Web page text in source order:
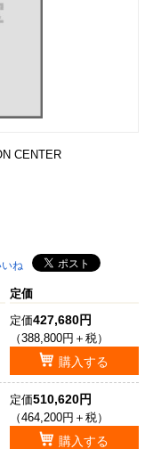
CENTER
いね
定価
定価427,680円
（388,800円＋税）
購入する
定価510,620円
（464,200円＋税）
購入する